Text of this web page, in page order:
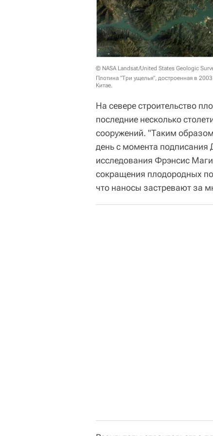
© NASA Landsat/United States Geologic
Плотина "Три ущелья", достроенная в
Китае.
На севере строительство
последние несколько
сооружений. "Таким
день с момента подписания
исследования Фрэнсис
сокращения плодородных
что наносы застревают за